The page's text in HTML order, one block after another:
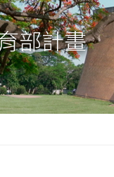
部計畫